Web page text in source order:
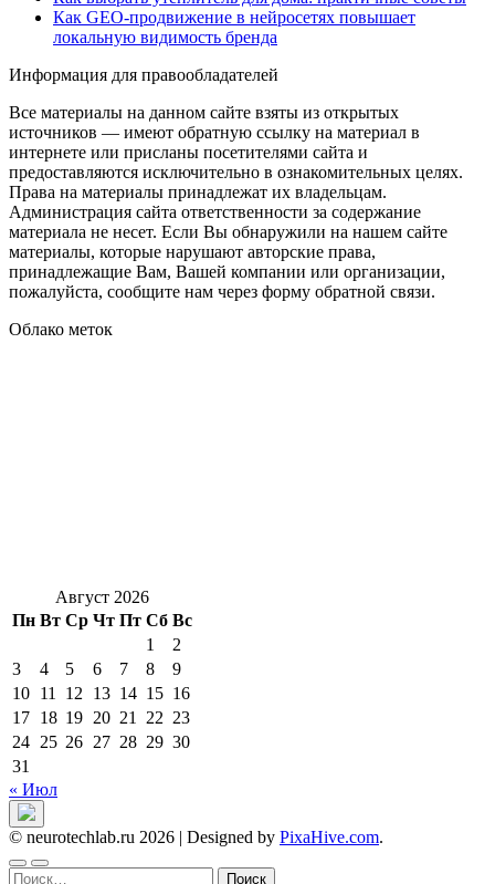
Как GEO‑продвижение в нейросетях повышает
локальную видимость бренда
Информация для правообладателей
Все материалы на данном сайте взяты из открытых
источников — имеют обратную ссылку на материал в
интернете или присланы посетителями сайта и
предоставляются исключительно в ознакомительных целях.
Права на материалы принадлежат их владельцам.
Администрация сайта ответственности за содержание
материала не несет. Если Вы обнаружили на нашем сайте
материалы, которые нарушают авторские права,
принадлежащие Вам, Вашей компании или организации,
пожалуйста, сообщите нам через форму обратной связи.
Облако меток
Август 2026
Пн Вт Ср Чт Пт Сб Вс
1
2
3
4 5 6 7 8
9
10 11 12 13 14 15 16
17 18 19 20 21 22 23
24 25 26 27 28 29 30
31
« Июл
© neurotechlab.ru 2026 | Designed by PixaHive.com.
Найти: